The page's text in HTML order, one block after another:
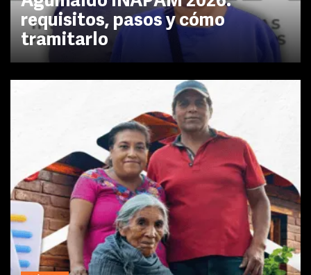
requisitos, pasos y cómo
tramitarlo